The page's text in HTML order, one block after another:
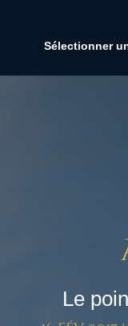
Sélectionner
Le